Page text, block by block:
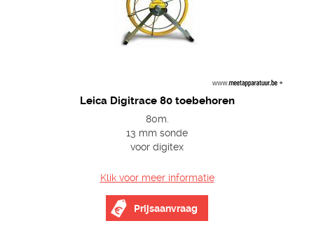
Leica Digitrace 80 toebehoren
80m.
13 mm sonde
voor digitex
Klik voor meer informatie
Prijsaanvraag